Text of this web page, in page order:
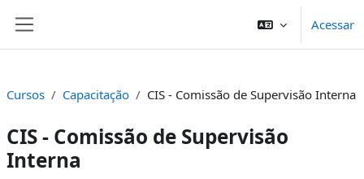
Acessar
Cursos Capacitação CIS - Comissão de Supervisão Interna
CIS - Comissão de Supervisão
Interna